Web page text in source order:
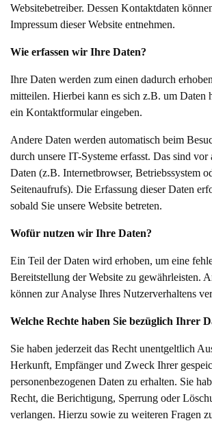
Websitebetreiber. Dessen Kontaktdaten
Impressum dieser Website entnehmen.
Wie erfassen wir Ihre Daten?
Ihre Daten werden zum einen dadurch
mitteilen. Hierbei kann es sich z.B. um Daten
ein Kontaktformular eingeben.
Andere Daten werden automatisch beim
durch unsere IT-Systeme erfasst. Das sind vor
Daten (z.B. Internetbrowser, Betriebssystem
Seitenaufrufs). Die Erfassung dieser Daten
sobald Sie unsere Website betreten.
Wofür nutzen wir Ihre Daten?
Ein Teil der Daten wird erhoben, um eine
Bereitstellung der Website zu gewährleisten.
können zur Analyse Ihres Nutzerverhaltens
Welche Rechte haben Sie bezüglich Ihrer
Sie haben jederzeit das Recht unentgeltlich
Herkunft, Empfänger und Zweck Ihrer
personenbezogenen Daten zu erhalten. Sie
Recht, die Berichtigung, Sperrung oder
verlangen. Hierzu sowie zu weiteren Fragen